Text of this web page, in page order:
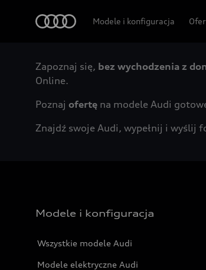
Modele i konfiguracja
Zapoznaj się, bez wychodzenia z
Online.
Poznaj ofertę na modele Audi
Znajdź swoje Audi, wypełnij i wyślij
Modele i konfiguracja
Wszystkie modele Audi
Modele elektryczne Audi